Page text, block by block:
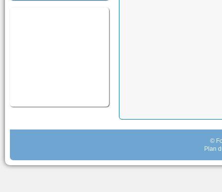
©
Plan